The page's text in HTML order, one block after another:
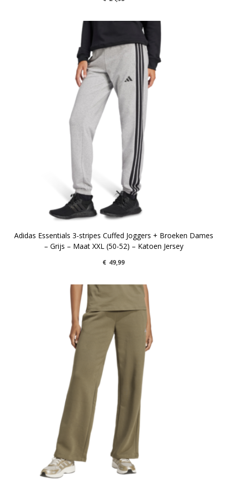
Adidas Essentials 3-stripes Cuffed Joggers + Broeken Dames
– Grijs – Maat XXL (50-52) – Katoen Jersey
€ 49,99